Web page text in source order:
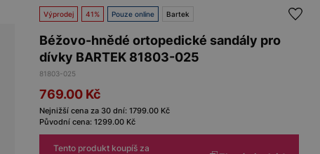
Výprodej 41% Pouze online Bartek
Béžovo-hnědé ortopedické sandály pro
dívky BARTEK 81803-025
81803-025
769.00 Kč
Nejnižší cena za 30 dní: 1799.00 Kč
Původní cena: 1299.00 Kč
Tento produkt koupíš za